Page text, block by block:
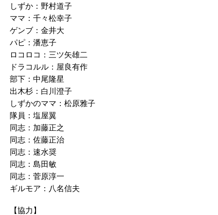
しずか：野村道子
ママ：千々松幸子
ゲンブ：金井大
パピ：潘恵子
ロコロコ：三ツ矢雄二
ドラコルル：屋良有作
部下：中尾隆星
出木杉：白川澄子
しずかのママ：松原雅子
隊員：塩屋翼
同志：加藤正之
同志：佐藤正治
同志：速水奨
同志：島田敏
同志：菅原淳一
ギルモア：八名信夫
【協力】